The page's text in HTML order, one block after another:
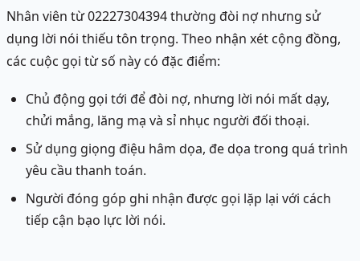
Nhân viên từ 02227304394 thường đòi nợ nhưng sử
dụng lời nói thiếu tôn trọng. Theo nhận xét cộng đồng,
các cuộc gọi từ số này có đặc điểm:
Chủ động gọi tới để đòi nợ, nhưng lời nói mất dạy,
chửi mắng, lăng mạ và sỉ nhục người đối thoại.
Sử dụng giọng điệu hâm dọa, đe dọa trong quá trình
yêu cầu thanh toán.
Người đóng góp ghi nhận được gọi lặp lại với cách
tiếp cận bạo lực lời nói.